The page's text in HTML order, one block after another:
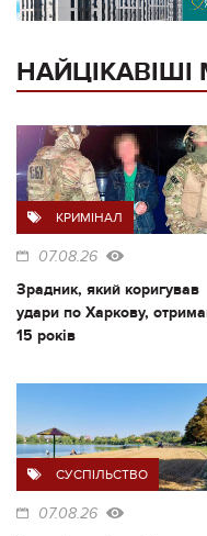
НАЙЦІКАВІШІ
КРИМІНАЛ
07.08.26
Зрадник, який коригував
удари по Харкову,
15 років
СУСПІЛЬСТВО
07.08.26